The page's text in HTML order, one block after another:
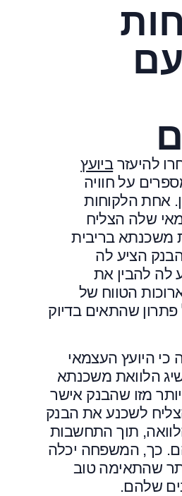
להיעזרביועץ
על חוויה
אחת הלקוחות
שלה הצליח
משכנתא בריבית
הציע לה
לה להבין את
הטווח של
שהתאים בדיוק
היועץ העצמאי
הלוואת משכנתא
מזו שהבנק אישר
לשכנע את הבנק
תוך התחשבות
כך, המשפחה יכלה
שהתאימה טוב
שלהם.